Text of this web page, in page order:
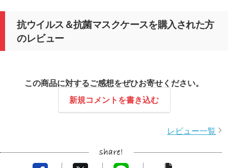
抗ウイルス＆抗菌マスクケースを購入された方
のレビュー
この商品に対するご感想をぜひお寄せください。
新規コメントを書き込む
レビュー一覧